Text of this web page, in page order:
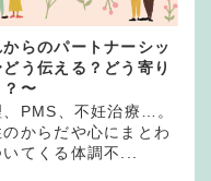
からのパートナーシッ
どう伝える？どう寄り
？〜
、PMS、不妊治療…。
のからだや心にまとわ
いてくる体調不...